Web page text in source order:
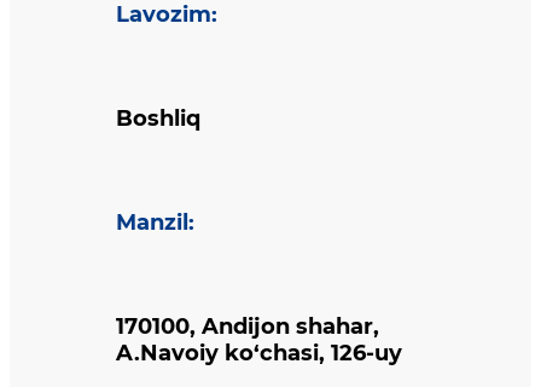
Lavozim:
Boshliq
Manzil :
170100, Andijon shahar,
A.Navoiy ko‘chasi, 126-uy